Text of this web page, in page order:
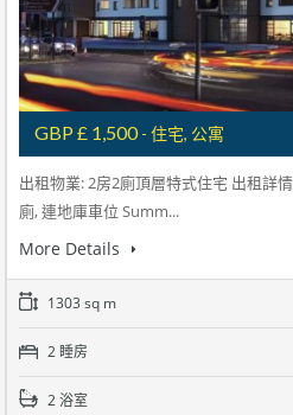
GBP £ 1,500- 住宅, 公寓
出租物業: 2房2廁頂層特式住宅 出租詳
廁, 連地庫車位 Summ...
More Details
1303 sq m
2 睡房
2 浴室